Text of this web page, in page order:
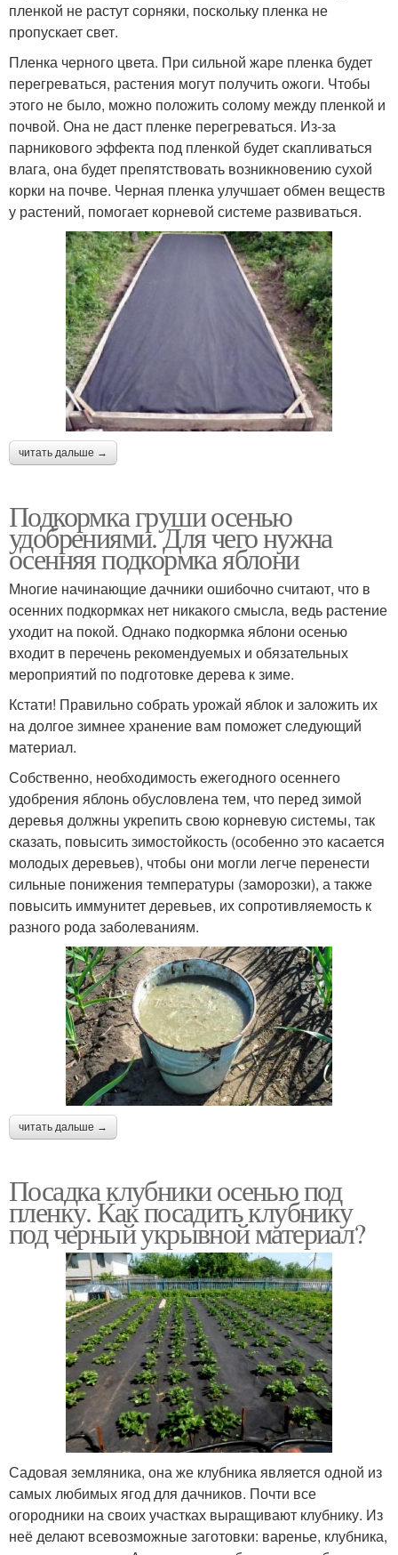
пленкой не растут сорняки, поскольку пленка не
пропускает свет.
Пленка черного цвета. При сильной жаре пленка будет
перегреваться, растения могут получить ожоги. Чтобы
этого не было, можно положить солому между пленкой и
почвой. Она не даст пленке перегреваться. Из-за
парникового эффекта под пленкой будет скапливаться
влага, она будет препятствовать возникновению сухой
корки на почве. Черная пленка улучшает обмен веществ
у растений, помогает корневой системе развиваться.
читать дальше →
Подкормка груши осенью
удобрениями. Для чего нужна
осенняя подкормка яблони
Многие начинающие дачники ошибочно считают, что в
осенних подкормках нет никакого смысла, ведь растение
уходит на покой. Однако подкормка яблони осенью
входит в перечень рекомендуемых и обязательных
мероприятий по подготовке дерева к зиме.
Кстати! Правильно собрать урожай яблок и заложить их
на долгое зимнее хранение вам поможет следующий
материал.
Собственно, необходимость ежегодного осеннего
удобрения яблонь обусловлена тем, что перед зимой
деревья должны укрепить свою корневую системы, так
сказать, повысить зимостойкость (особенно это касается
молодых деревьев), чтобы они могли легче перенести
сильные понижения температуры (заморозки), а также
повысить иммунитет деревьев, их сопротивляемость к
разного рода заболеваниям.
читать дальше →
Посадка клубники осенью под
пленку. Как посадить клубнику
под черный укрывной материал?
Садовая земляника, она же клубника является одной из
самых любимых ягод для дачников. Почти все
огородники на своих участках выращивают клубнику. Из
неё делают всевозможные заготовки: варенье, клубника,